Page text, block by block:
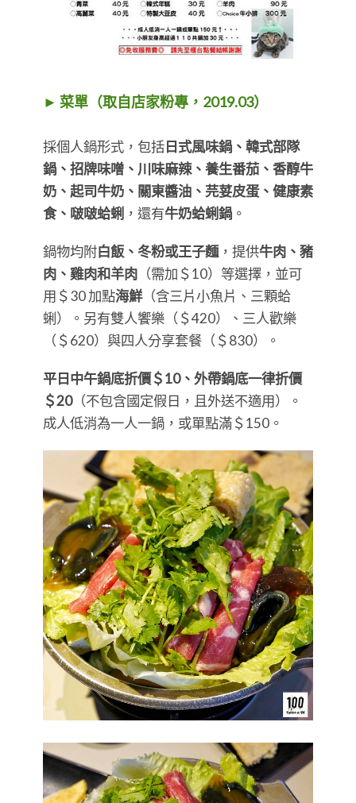
► 菜單（取自店家粉專，2019.03）
採個人鍋形式，包括日式風味鍋、韓式部隊
鍋、招牌味噌、川味麻辣、養生番茄、香醇牛
奶、起司牛奶、關東醬油、芫荽皮蛋、健康素
食、啵啵蛤蜊 ，還有牛奶蛤蜊鍋 。
鍋物均附白飯、冬粉或王子麵，提供牛肉、豬
肉、雞肉和羊肉 （需加＄10）等選擇，並可
用＄30 加點海鮮（含三片小魚片、三顆蛤
蜊）。另有雙人饗樂（＄420）、三人歡樂
（＄620）與四人分享套餐（＄830）。
平日中午鍋底折價＄10、外帶鍋底一律折價
＄20（不包含國定假日，且外送不適用）。
成人低消為一人一鍋，或單點滿＄150。